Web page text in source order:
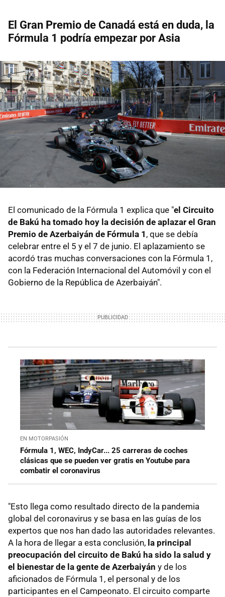
El Gran Premio de Canadá está en duda, la
Fórmula 1 podría empezar por Asia
El comunicado de la Fórmula 1 explica que "el Circuito
de Bakú ha tomado hoy la decisión de aplazar el Gran
Premio de Azerbaiyán de Fórmula 1 , que se debía
celebrar entre el 5 y el 7 de junio. El aplazamiento se
acordó tras muchas conversaciones con la Fórmula 1,
con la Federación Internacional del Automóvil y con el
Gobierno de la República de Azerbaiyán".
EN MOTORPASIÓN
Fórmula 1, WEC, IndyCar... 25 carreras de coches
clásicas que se pueden ver gratis en Youtube para
combatir el coronavirus
"Esto llega como resultado directo de la pandemia
global del coronavirus y se basa en las guías de los
expertos que nos han dado las autoridades relevantes.
A la hora de llegar a esta conclusión, la principal
preocupación del circuito de Bakú ha sido la salud y
el bienestar de la gente de Azerbaiyán y de los
aficionados de Fórmula 1, el personal y de los
participantes en el Campeonato. El circuito comparte